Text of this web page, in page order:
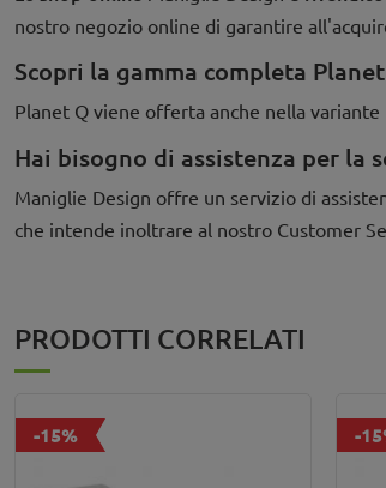
nostro negozio online di garantire
Scopri la gamma completa
Planet Q viene offerta anche nella variante
Hai bisogno di assistenza per la
Maniglie Design offre un servizio di
che intende inoltrare al nostro Customer
PRODOTTI CORRELATI
-15% -